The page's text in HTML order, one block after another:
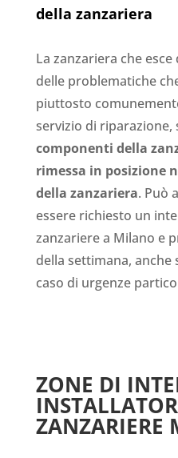
della zanzariera
La zanzariera che
delle problematiche
piuttosto
servizio di riparazione,
componenti della
rimessa in posizione
della zanzariera. Può
essere richiesto un
zanzariere a Milano e
della settimana, anche
caso di urgenze
ZONE DI
ZANZARIERE